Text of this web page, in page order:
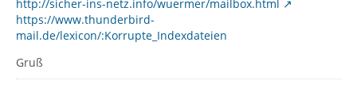
http://sicher-ins-netz.info/wuermer/mailbox.html
https://www.thunderbird-
mail.de/lexicon/:Korrupte_Indexdateien
Gruß